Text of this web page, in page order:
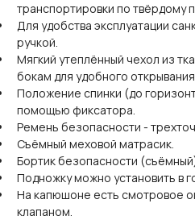
транспортировки по твёрдому
Для удобства эксплуатации
ручкой.
Мягкий утеплённый чехол из
бокам для удобного
Положение спинки (до
помощью фиксатора.
Ремень безопасности -
Съёмный меховой матрасик.
Бортик безопасности
Подножку можно установить в
На капюшоне есть смотровое
клапаном.